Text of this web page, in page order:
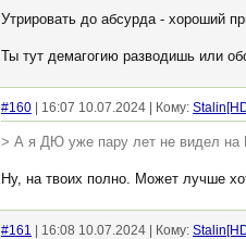
Утрировать до абсурда - хороший
Ты тут демагогию разводишь или
#160 | 16:07 10.07.2024 | Кому:
> А я ДЮ уже пару лет не видел на
Ну, на твоих полно. Может лучше
#161 | 16:08 10.07.2024 | Кому: